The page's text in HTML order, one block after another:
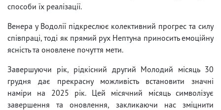
способи їх реалізації.
Венера у Водолії підкреслює колективний прогрес та силу
співпраці, тоді як прямий рух Нептуна приносить емоційну
ясність та оновлене почуття мети.
Завершуючи рік, рідкісний другий Молодий місяць 30
грудня дає прекрасну можливість встановити значні
наміри на 2025 рік. Цей місячний місяць символізує
завершення та оновлення, закликаючи нас зміцнити